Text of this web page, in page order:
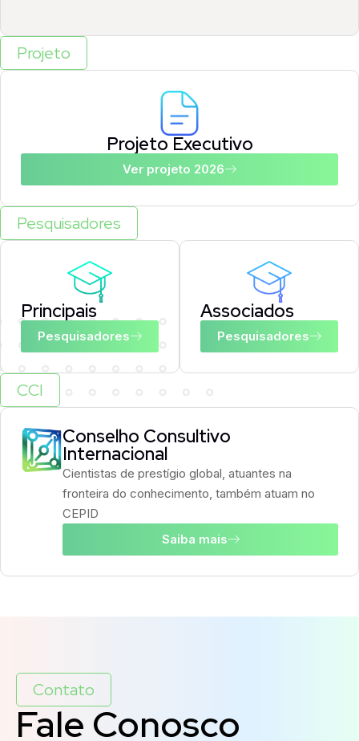
Projeto
Projeto Executivo
Ver projeto 2026
Pesquisadores
Principais
Pesquisadores
Associados​
Pesquisadores
CCI
Conselho Consultivo
Internacional
Cientistas de prestígio global, atuantes na
fronteira do conhecimento, também atuam no
CEPID
Saiba mais
Contato
Fale Conosco